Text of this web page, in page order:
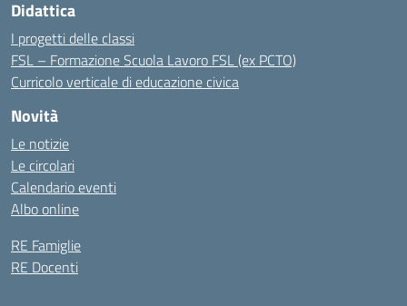
Didattica
I progetti delle classi
FSL – Formazione Scuola Lavoro FSL (ex PCTO)
Curricolo verticale di educazione civica
Novità
Le notizie
Le circolari
Calendario eventi
Albo online
RE Famiglie
RE Docenti